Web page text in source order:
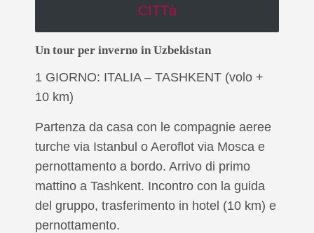
CITTà
Un tour per inverno in Uzbekistan
1 GIORNO: ITALIA – TASHKENT (volo +
10 km)
Partenza da casa con le compagnie aeree
turche via Istanbul o Aeroflot via Mosca e
pernottamento a bordo. Arrivo di primo
mattino a Tashkent. Incontro con la guida
del gruppo, trasferimento in hotel (10 km) e
pernottamento.